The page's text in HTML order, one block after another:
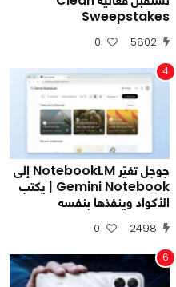
Sweepstakes
5802
0
4
جوجل تغيّر NotebookLM إلى
Gemini Notebook | يكتب
الأكواد وينفذها بنفسه
2498
0
6